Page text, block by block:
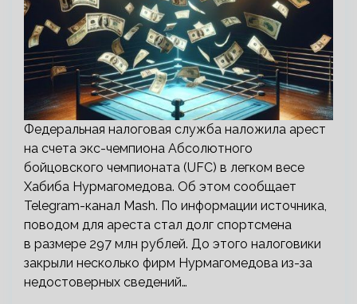
Федеральная налоговая служба наложила арест
на счета экс-чемпиона Абсолютного
бойцовского чемпионата (UFC) в легком весе
Хабиба Нурмагомедова. Об этом сообщает
Telegram-канал Mash. По информации источника,
поводом для ареста стал долг спортсмена
в размере 297 млн рублей. До этого налоговики
закрыли несколько фирм Нурмагомедова из-за
недостоверных сведений…